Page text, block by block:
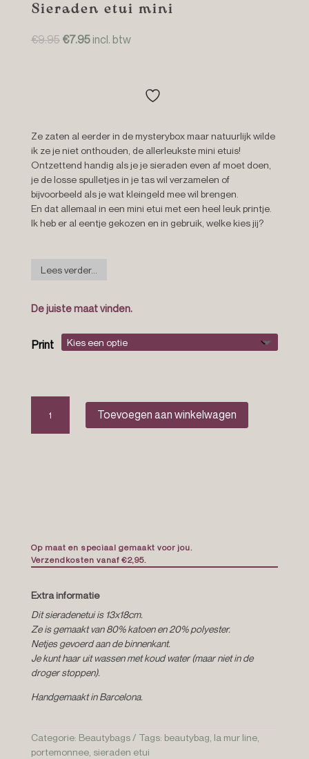
Sieraden etui mini
€9.95 Oorspronkelijke
€7.95Huidige
incl. btw
Ze zaten al eerder in de mysterybox maar natuurlijk wilde
ik ze je niet onthouden, de allerleukste mini etuis!
Ontzettend handig als je je sieraden even af moet doen,
je de losse spulletjes in je tas wil verzamelen of
bijvoorbeeld als je wat kleingeld mee wil brengen.
En dat allemaal in een mini etui met een heel leuk printje.
Ik heb er al eentje gekozen en in gebruik, welke kies jij?
Lees verder...
De juiste maat vinden.
Print
mini
Toevoegen aan winkelwagen
Op maat en speciaal gemaakt voor jou.
Verzendkosten vanaf €2,95.
Extra informatie
Dit sieradenetui is 13x18cm.
Ze is gemaakt van 80% katoen en 20% polyester.
Netjes gevoerd aan de binnenkant.
Je kunt haar uit wassen met koud water (maar niet in de
droger stoppen).
Handgemaakt in Barcelona.
Categorie: Beautybags Tags: beautybag la mur line,
portemonnee, sieraden etui